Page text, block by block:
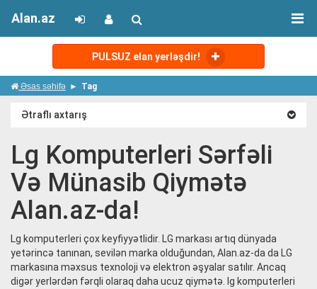
PULSUZ elan yerləşdir!
Alan.az
Əsas səhifə Tag
Ətraflı axtarış
Lg Komputerleri Sərfəli
Və Münasib Qiymətə
Alan.az-da!
Lg komputerleri çox keyfiyyətlidir. LG markası artıq dünyada
yetərincə tanınan, sevilən marka olduğundan, Alan.az-da da LG
markasına məxsus texnoloji və elektron əşyalar satılır. Ancaq
digər yerlərdən fərqli olaraq daha ucuz qiymətə. lg komputerleri